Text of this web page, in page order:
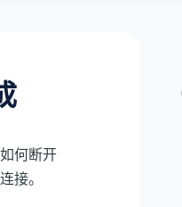
何断开
接。